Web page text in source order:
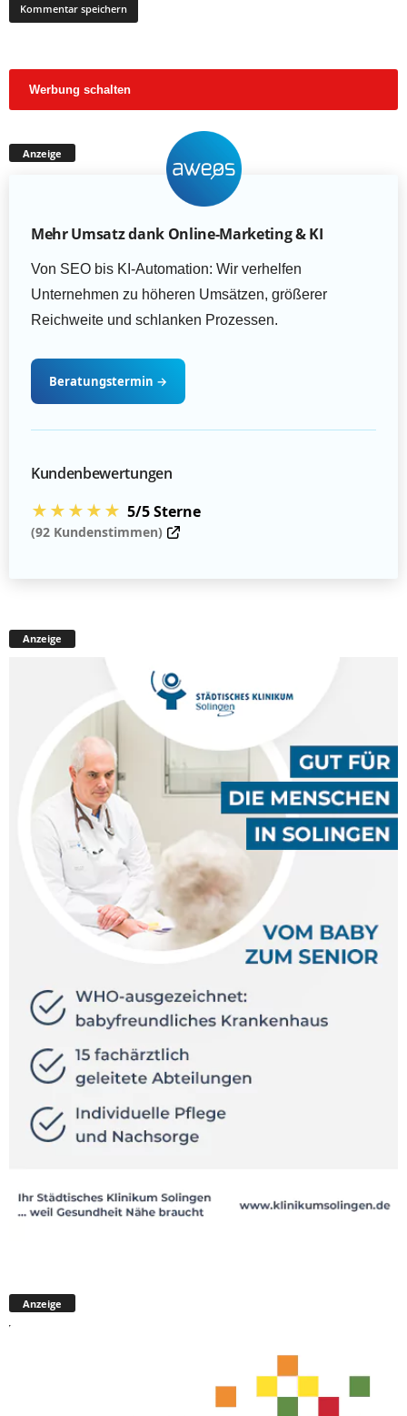
Werbung schalten
Anzeige
Mehr Umsatz dank Online-Marketing & KI
Von SEO bis KI-Automation: Wir verhelfen
Unternehmen zu höheren Umsätzen, größerer
Reichweite und schlanken Prozessen.
Beratungstermin →
Kundenbewertungen
★★★★★ 5/5 Sterne
(92 Kundenstimmen)
Anzeige
Anzeige